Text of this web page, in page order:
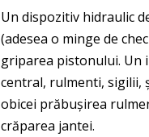
Un dispozitiv hidraulic
(adesea o minge de
griparea pistonului. Un
central, rulmenti, sigilii,
obicei prăbușirea
crăparea jantei.